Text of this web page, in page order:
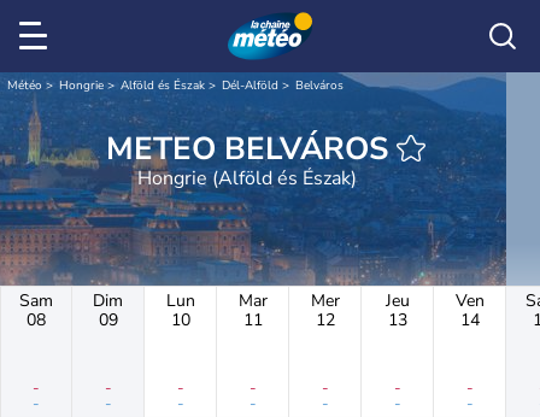
Météo Hongrie Alföld és Észak Dél-Alföld Belváros
METEO BELVÁROS
Hongrie (Alföld és Észak)
Sam
08
-
-
Dim
09
-
-
Lun
10
-
-
Mar
11
-
-
Mer
12
-
-
Jeu
13
-
-
Ven
14
-
-